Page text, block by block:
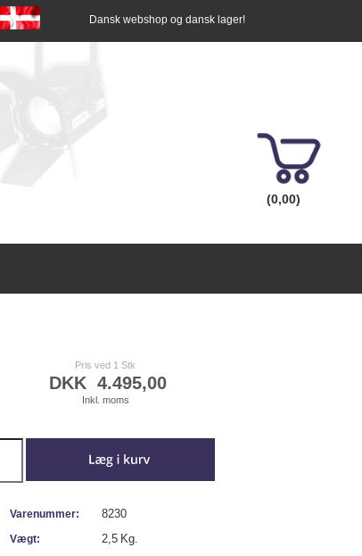
Dansk webshop og dansk lager!
(0,00)
Pris ved 1 Stk
DKK4.495,00
Inkl. moms
Varenummer: 8230
Vægt: 2,5 Kg.